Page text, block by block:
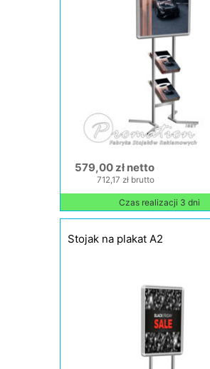
579,00 zł netto
712,17 zł brutto
Czas realizacji 3 dni
Stojak na plakat A2